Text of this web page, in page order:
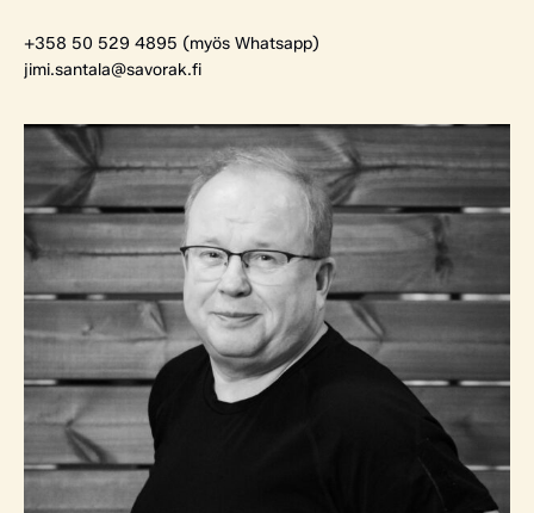
+358 50 529 4895 (myös Whatsapp)
jimi.santala@savorak.fi